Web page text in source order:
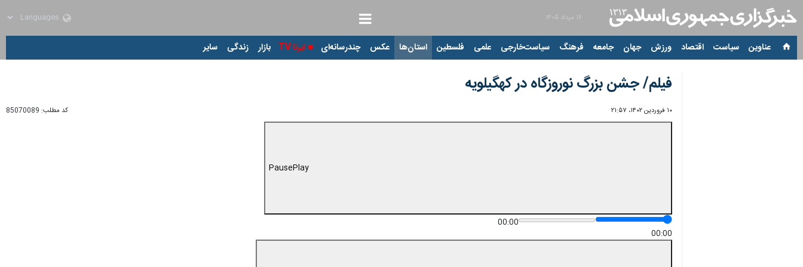
۱۶ مرداد ۱۴۰۵
عناوین‌ سیاست اقتصاد ورزش جهان جامعه فرهنگ سیاست‌خارجی علمی فلسطین استان‌ها عکس چندرسانه‌ای ایرنا TV بازار زندگی سایر
فیلم/ جشن بزرگ نوروزگاه در کهگیلویه
۱۰ فروردین ۱۴۰۲، ۲۱:۵۷ کد مطلب: 85070089